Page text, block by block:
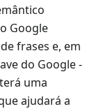
Google
frases e, em
do Google -
uma
ajudará a